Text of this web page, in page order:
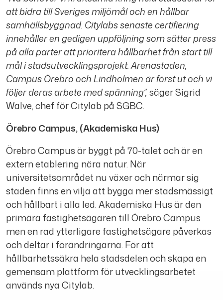
att bidra till Sveriges miljömål och en hållbar
samhällsbyggnad. Citylabs senaste certifiering
innehåller en gedigen uppföljning som sätter press
på alla parter att prioritera hållbarhet från start till
mål i stadsutvecklingsprojekt. Arenastaden,
Campus Örebro och Lindholmen är först ut och vi
följer deras arbete med spänning”,säger Sigrid
Walve, chef för Citylab på SGBC.
Örebro Campus, (Akademiska Hus)
Örebro Campus är byggt på 70-talet och är en
extern etablering nära natur. När
universitetsområdet nu växer och närmar sig
staden finns en vilja att bygga mer stadsmässigt
och hållbart i alla led. Akademiska Hus är den
primära fastighetsägaren till Örebro Campus
men en rad ytterligare fastighetsägare påverkas
och deltar i förändringarna. För att
hållbarhetssäkra hela stadsdelen och skapa en
gemensam plattform för utvecklingsarbetet
används nya Citylab.